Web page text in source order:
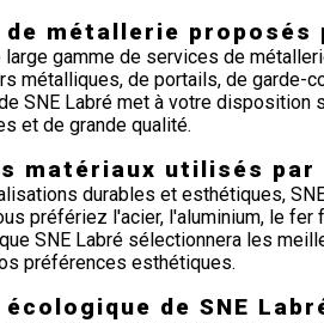
métallerie proposés
gamme de services de
métalliques, de portails, de garde-
SNE Labré met à votre
et de grande qualité.
matériaux utilisés par
durables et esthétiques,
préfériez l'acier, l'aluminium, le
SNE Labré sélectionnera les
préférences esthétiques.
de SNE